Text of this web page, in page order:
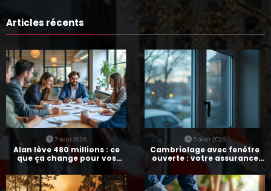
Articles récents
7 août 2026
Alan lève 480 millions : ce
que ça change pour vos
assurances
5 août 2026
Cambriolage avec fenêtre
ouverte : votre assurance
paie-t-elle ?